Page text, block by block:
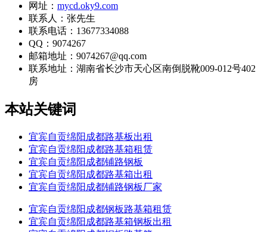
网址： mycd.oky9.com
联系人：张先生
联系电话：13677334088
QQ：9074267
邮箱地址：9074267@qq.com
联系地址： 湖南省长沙市天心区南倒脱靴009-012号402
房
本站关键词
宜宾自贡绵阳成都路基板出租
宜宾自贡绵阳成都路基箱租赁
宜宾自贡绵阳成都铺路钢板
宜宾自贡绵阳成都路基箱出租
宜宾自贡绵阳成都铺路钢板厂家
宜宾自贡绵阳成都钢板路基箱租赁
宜宾自贡绵阳成都路基箱钢板出租